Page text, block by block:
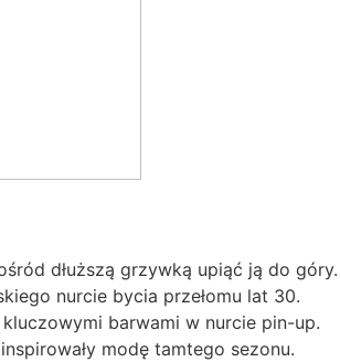
dłuższą grzywką upiąć ją do góry.
nurcie bycia przełomu lat 30.
barwami w nurcie pin-up.
modę tamtego sezonu.